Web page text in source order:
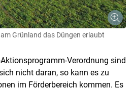
Grünland das Düngen erlaubt
Verordnung sind
nicht daran, so kann es zu
im Förderbereich kommen. Es